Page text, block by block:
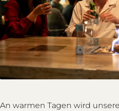
An warmen Tagen wird